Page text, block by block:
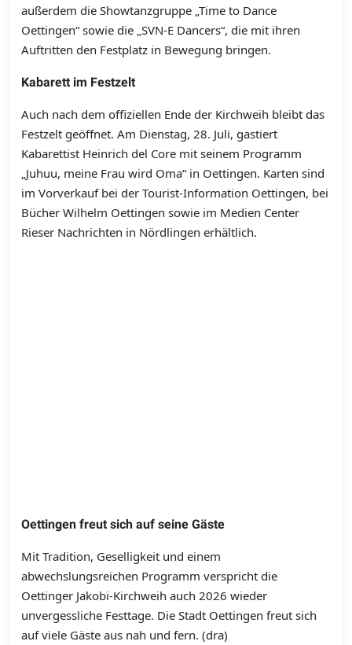
außerdem die Showtanzgruppe „Time to Dance
Oettingen“ sowie die „SVN-E Dancers“, die mit ihren
Auftritten den Festplatz in Bewegung bringen.
Kabarett im Festzelt
Auch nach dem offiziellen Ende der Kirchweih bleibt das
Festzelt geöffnet. Am Dienstag, 28. Juli, gastiert
Kabarettist Heinrich del Core mit seinem Programm
„Juhuu, meine Frau wird Oma“ in Oettingen. Karten sind
im Vorverkauf bei der Tourist-Information Oettingen, bei
Bücher Wilhelm Oettingen sowie im Medien Center
Rieser Nachrichten in Nördlingen erhältlich.
Oettingen freut sich auf seine Gäste
Mit Tradition, Geselligkeit und einem
abwechslungsreichen Programm verspricht die
Oettinger Jakobi-Kirchweih auch 2026 wieder
unvergessliche Festtage. Die Stadt Oettingen freut sich
auf viele Gäste aus nah und fern. (dra)